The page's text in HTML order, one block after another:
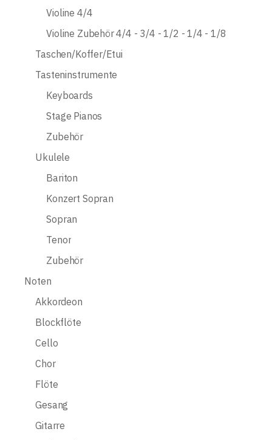
Violine 4/4
Violine Zubehör 4/4 - 3/4 - 1/2 - 1/4 - 1/8
Taschen/Koffer/Etui
Tasteninstrumente
Keyboards
Stage Pianos
Zubehör
Ukulele
Bariton
Konzert Sopran
Sopran
Tenor
Zubehör
Noten
Akkordeon
Blockflöte
Cello
Chor
Flöte
Gesang
Gitarre